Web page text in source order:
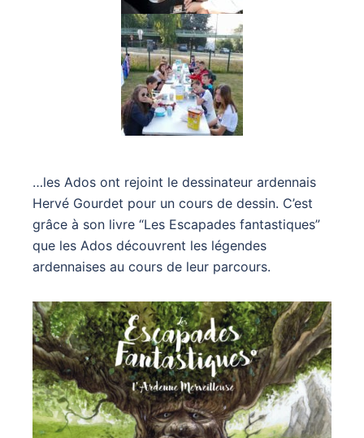
…les Ados ont rejoint le dessinateur ardennais
Hervé Gourdet pour un cours de dessin. C’est
grâce à son livre “Les Escapades fantastiques”
que les Ados découvrent les légendes
ardennaises au cours de leur parcours.